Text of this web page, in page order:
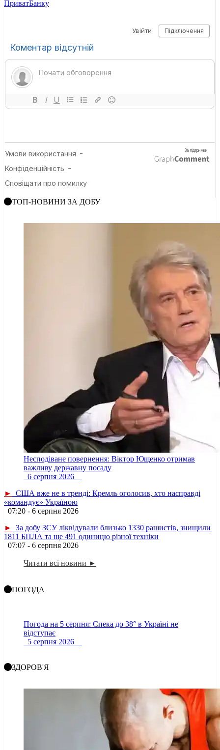
ПриватБанку
ТОП-НОВИНИ ЗА ДОБУ
Несподіване повернення: Віктор Ющенко отримав
важливу державну посаду
6 серпня 2026
►
США вже не в тренді: Кремль оголосив, хто насправді
«командує» Україною
07:20 - 6 серпня 2026
►
За добу ЗСУ ліквідували близько 1330 рашистів, знищили
1811 БПЛА та ще 491 одиницю різної техніки
07:07 - 6 серпня 2026
Читати всі новини ►
ПОГОДА
Погода на 5 серпня: Спека до 38° в Україні не
відступає
5 серпня 2026
ЗДОРОВ'Я